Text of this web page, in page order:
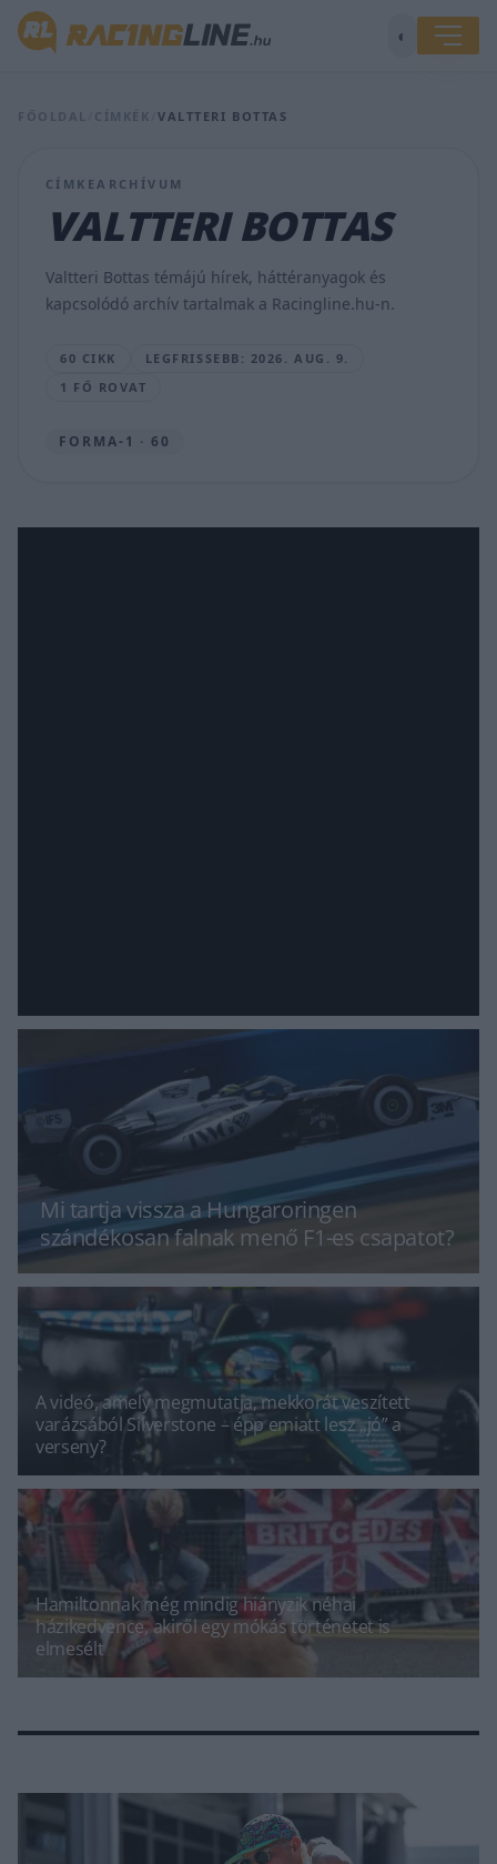
◐
FŐOLDAL CÍMKÉK /VALTTERI BOTTAS
CÍMKEARCHÍVUM
VALTTERI BOTTAS
Valtteri Bottas témájú hírek, háttéranyagok és
kapcsolódó archív tartalmak a Racingline.hu-n.
60 CIKK
LEGFRISSEBB: 2026. AUG. 9.
1 FŐ ROVAT
FORMA-1 · 60
tabella
Antonelli
és
Na
Ferrari
párosánál?
–
a
számok
2026.
Mi tartja vissza a Hungaroringen
szándékosan falnak menő F1-es csapatot?
A videó, amely megmutatja, mekkorát veszített
varázsából Silverstone – épp emiatt lesz „jó” a
verseny?
Hamiltonnak még mindig hiányzik néhai
házikedvence, akiről egy mókás történetet is
elmesélt